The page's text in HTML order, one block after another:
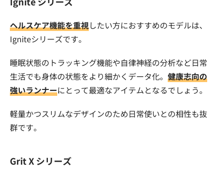
ヘルスケア機能を重視したい方におすすめのモデルは、
Igniteシリーズです。
睡眠状態のトラッキング機能や自律神経の分析など日常
生活でも身体の状態をより細かくデータ化。 健康志向の
強いランナーにとって最適なアイテムとなるでしょう。
軽量かつスリムなデザインのため日常使いとの相性も抜
群です。
Grit X シリーズ